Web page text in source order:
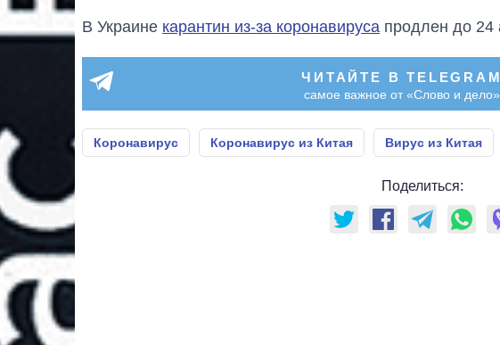
В Украине карантин из-за коронавируса продлен до 24
ЧИТАЙТЕ В TELEGRAM
самое важное от «Слово и дело»
Коронавирус Коронавирус из Китая Вирус из Китая
Поделиться: